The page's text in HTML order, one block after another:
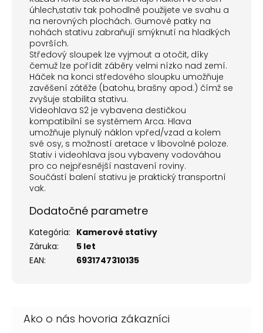
úhlech,stativ tak pohodlně použijete ve svahu a
na nerovných plochách. Gumové patky na
nohách stativu zabraňují smýknutí na hladkých
površích.
Středový sloupek lze vyjmout a otočit, díky
čemuž lze pořídit záběry velmi nízko nad zemí.
Háček na konci středového sloupku umožňuje
zavěšení zátěže (batohu, brašny apod.) čímž se
zvyšuje stabilita stativu.
Videohlava S2 je vybavena destičkou
kompatibilní se systémem Arca. Hlava
umožňuje plynulý náklon vpřed/vzad a kolem
své osy, s možností aretace v libovolné poloze.
Stativ i videohlava jsou vybaveny vodováhou
pro co nejpřesnější nastavení roviny.
Součástí balení stativu je praktický transportní
vak.
Dodatočné parametre
Kategória: Kamerové statívy
Záruka:
5 let
EAN: 6931747310135